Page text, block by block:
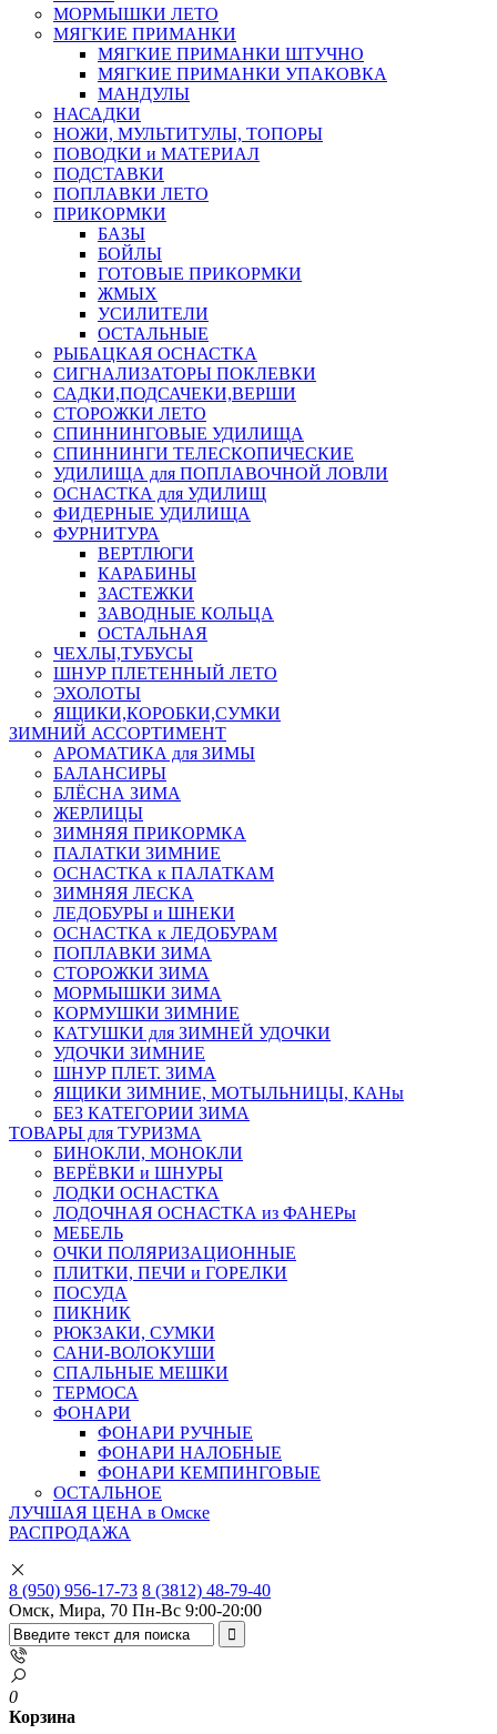
МОРМЫШКИ ЛЕТО
МЯГКИЕ ПРИМАНКИ
МЯГКИЕ ПРИМАНКИ ШТУЧНО
МЯГКИЕ ПРИМАНКИ УПАКОВКА
МАНДУЛЫ
НАСАДКИ
НОЖИ, МУЛЬТИТУЛЫ, ТОПОРЫ
ПОВОДКИ и МАТЕРИАЛ
ПОДСТАВКИ
ПОПЛАВКИ ЛЕТО
ПРИКОРМКИ
БАЗЫ
БОЙЛЫ
ГОТОВЫЕ ПРИКОРМКИ
ЖМЫХ
УСИЛИТЕЛИ
ОСТАЛЬНЫЕ
РЫБАЦКАЯ ОСНАСТКА
СИГНАЛИЗАТОРЫ ПОКЛЕВКИ
САДКИ,ПОДСАЧЕКИ,ВЕРШИ
СТОРОЖКИ ЛЕТО
СПИННИНГОВЫЕ УДИЛИЩА
СПИННИНГИ ТЕЛЕСКОПИЧЕСКИЕ
УДИЛИЩА для ПОПЛАВОЧНОЙ ЛОВЛИ
ОСНАСТКА для УДИЛИЩ
ФИДЕРНЫЕ УДИЛИЩА
ФУРНИТУРА
ВЕРТЛЮГИ
КАРАБИНЫ
ЗАСТЕЖКИ
ЗАВОДНЫЕ КОЛЬЦА
ОСТАЛЬНАЯ
ЧЕХЛЫ,ТУБУСЫ
ШНУР ПЛЕТЕННЫЙ ЛЕТО
ЭХОЛОТЫ
ЯЩИКИ,КОРОБКИ,СУМКИ
ЗИМНИЙ АССОРТИМЕНТ
АРОМАТИКА для ЗИМЫ
БАЛАНСИРЫ
БЛЁСНА ЗИМА
ЖЕРЛИЦЫ
ЗИМНЯЯ ПРИКОРМКА
ПАЛАТКИ ЗИМНИЕ
ОСНАСТКА к ПАЛАТКАМ
ЗИМНЯЯ ЛЕСКА
ЛЕДОБУРЫ и ШНЕКИ
ОСНАСТКА к ЛЕДОБУРАМ
ПОПЛАВКИ ЗИМА
СТОРОЖКИ ЗИМА
МОРМЫШКИ ЗИМА
КОРМУШКИ ЗИМНИЕ
КАТУШКИ для ЗИМНЕЙ УДОЧКИ
УДОЧКИ ЗИМНИЕ
ШНУР ПЛЕТ. ЗИМА
ЯЩИКИ ЗИМНИЕ, МОТЫЛЬНИЦЫ, КАНы
БЕЗ КАТЕГОРИИ ЗИМА
ТОВАРЫ для ТУРИЗМА
БИНОКЛИ, МОНОКЛИ
ВЕРЁВКИ и ШНУРЫ
ЛОДКИ ОСНАСТКА
ЛОДОЧНАЯ ОСНАСТКА из ФАНЕРы
МЕБЕЛЬ
ОЧКИ ПОЛЯРИЗАЦИОННЫЕ
ПЛИТКИ, ПЕЧИ и ГОРЕЛКИ
ПОСУДА
ПИКНИК
РЮКЗАКИ, СУМКИ
САНИ-ВОЛОКУШИ
СПАЛЬНЫЕ МЕШКИ
ТЕРМОСА
ФОНАРИ
ФОНАРИ РУЧНЫЕ
ФОНАРИ НАЛОБНЫЕ
ФОНАРИ КЕМПИНГОВЫЕ
ОСТАЛЬНОЕ
ЛУЧШАЯ ЦЕНА в Омске
РАСПРОДАЖА
8 (950) 956-17-73 8 (3812) 48-79-40
Омск, Мира, 70 Пн-Вс 9:00-20:00
0
Корзина